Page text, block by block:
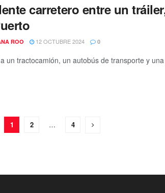
carretero entre un
ROO 12 OCTUBRE 2024 0
un tractocamión, un autobús de transporte y
1 2 … 4